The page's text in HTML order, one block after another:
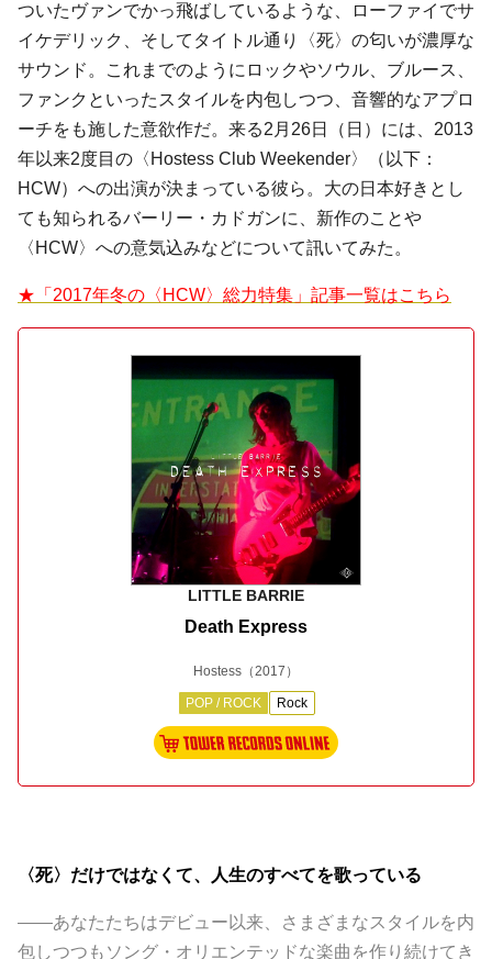
ついたヴァンでかっ飛ばしているような、ローファイでサ
イケデリック、そしてタイトル通り〈死〉の匂いが濃厚な
サウンド。これまでのようにロックやソウル、ブルース、
ファンクといったスタイルを内包しつつ、音響的なアプロ
ーチをも施した意欲作だ。来る2月26日（日）には、2013
年以来2度目の〈Hostess Club Weekender〉（以下：
HCW）への出演が決まっている彼ら。大の日本好きとし
ても知られるバーリー・カドガンに、新作のことや
〈HCW〉への意気込みなどについて訊いてみた。
★「2017年冬の〈HCW〉総力特集」記事一覧はこちら
LITTLE BARRIE
Death Express
Hostess （2017）
POP / ROCK Rock
〈死〉だけではなくて、人生のすべてを歌っている
――あなたたちはデビュー以来、さまざまなスタイルを内
包しつつもソング・オリエンテッドな楽曲を作り続けてき